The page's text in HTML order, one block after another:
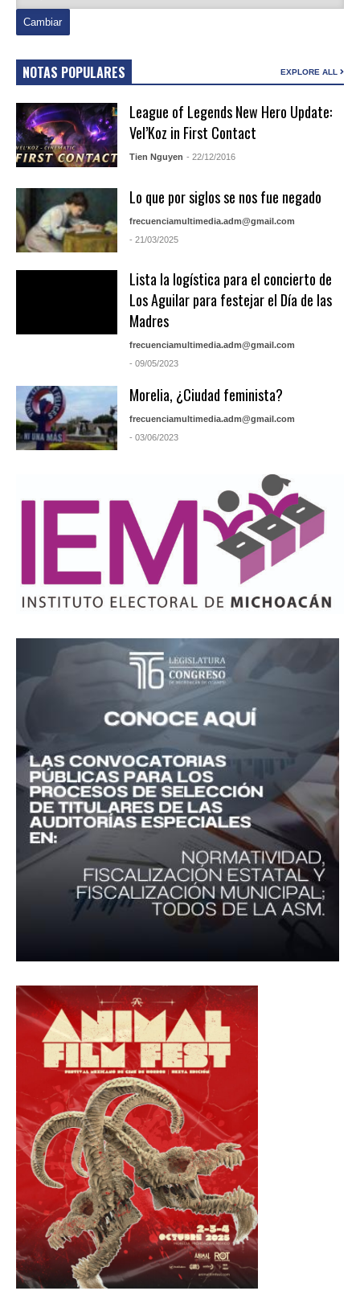
NOTAS POPULARES EXPLORE ALL
League of Legends New Hero Update:
Vel’Koz in First Contact
Tien Nguyen - 22/12/2016
Lo que por siglos se nos fue negado
frecuenciamultimedia.adm@gmail.com
- 21/03/2025
Lista la logística para el concierto de
Los Aguilar para festejar el Día de las
Madres
frecuenciamultimedia.adm@gmail.com
- 09/05/2023
Morelia, ¿Ciudad feminista?
frecuenciamultimedia.adm@gmail.com
- 03/06/2023